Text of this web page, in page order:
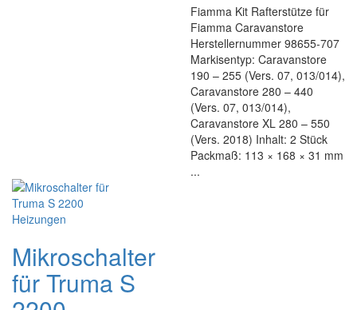
Fiamma Kit Rafterstütze für
Fiamma Caravanstore
Herstellernummer 98655-707
Markisentyp: Caravanstore
190 – 255 (Vers. 07, 013/014),
Caravanstore 280 – 440
(Vers. 07, 013/014),
Caravanstore XL 280 – 550
(Vers. 2018) Inhalt: 2 Stück
Packmaß: 113 × 168 × 31 mm
...
Mikroschalter
für Truma S